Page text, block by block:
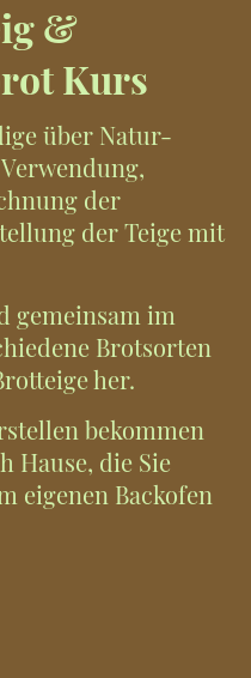
&
Kurs
über Natur-
der
der Teige mit
gemeinsam im
Brotsorten
her.
bekommen
Hause, die Sie
eigenen Backofen